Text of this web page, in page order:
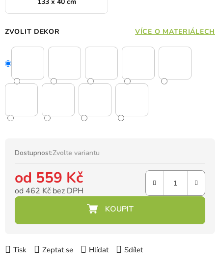
ZVOLIT DEKOR VÍCE O MATERIÁLECH
Dostupnost:Zvolte variantu
od 559 Kč
od 462 Kč bez DPH
Tisk Zeptat se Hlídat Sdílet